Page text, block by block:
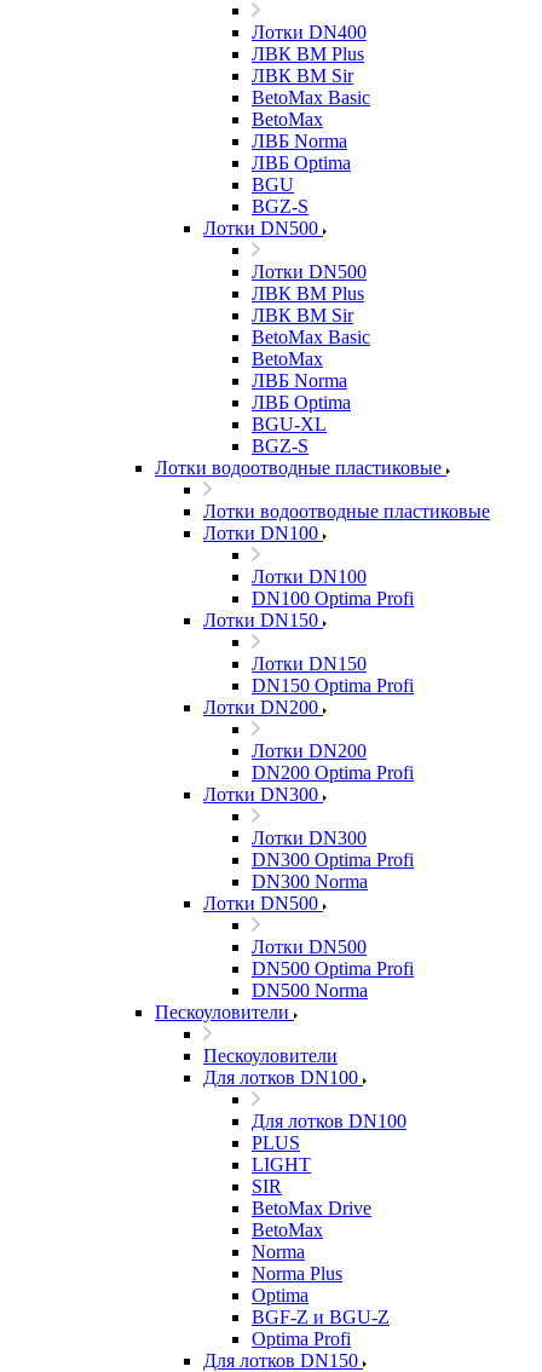
Лотки DN400
ЛВК ВМ Plus
ЛВК ВМ Sir
BetoMax Basic
BetoMax
ЛВБ Norma
ЛВБ Optima
BGU
BGZ-S
Лотки DN500
Лотки DN500
ЛВК ВМ Plus
ЛВК ВМ Sir
BetoMax Basic
BetoMax
ЛВБ Norma
ЛВБ Optima
BGU-XL
BGZ-S
Лотки водоотводные пластиковые
Лотки водоотводные пластиковые
Лотки DN100
Лотки DN100
DN100 Optima Profi
Лотки DN150
Лотки DN150
DN150 Optima Profi
Лотки DN200
Лотки DN200
DN200 Optima Profi
Лотки DN300
Лотки DN300
DN300 Optima Profi
DN300 Norma
Лотки DN500
Лотки DN500
DN500 Optima Profi
DN500 Norma
Пескоуловители
Пескоуловители
Для лотков DN100
Для лотков DN100
PLUS
LIGHT
SIR
BetoMax Drive
BetoMax
Norma
Norma Plus
Optima
BGF-Z и BGU-Z
Optima Profi
Для лотков DN150